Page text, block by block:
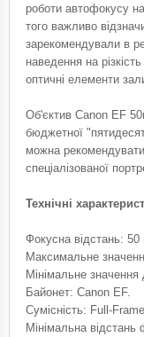
роботи автофокусу
того важливо
зарекомендували в
наведення на
оптичні елементи
Об'єктив Canon EF
бюджетної
можна
спеціалізованої
Технічні
Фокусна відстань: 50
Максимальне
Мінімальне значення
Байонет: Canon EF.
Сумісність: Full-
Мінімальна